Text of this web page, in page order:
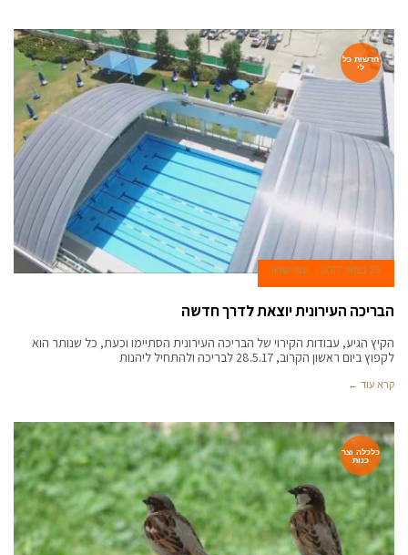
חדשות כל
לי
25 במאי 2017 עמי שרון
הבריכה העירונית יוצאת לדרך חדשה
הקיץ הגיע, עבודות הקירוי של הבריכה העירונית הסתיימו וכעת, כל שנותר הוא
לקפוץ ביום ראשון הקרוב, 28.5.17 לבריכה ולהתחיל ליהנות
קרא עוד ←
כלכלה וצר
כנות